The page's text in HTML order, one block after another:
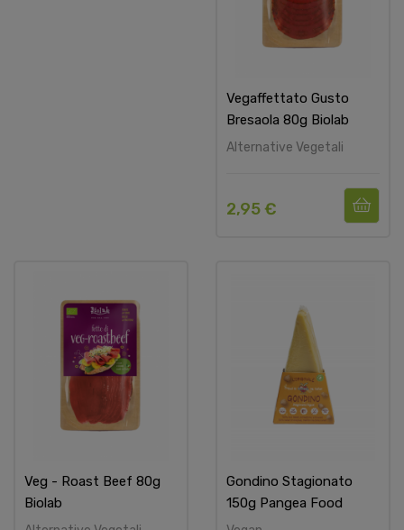
Vegaffettato Gusto
Bresaola 80g Biolab
Alternative Vegetali
2,95 €
Veg - Roast Beef 80g
Biolab
Gondino Stagionato
150g Pangea Food